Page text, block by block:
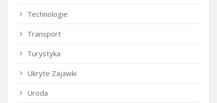
Technologie
Transport
Turystyka
Ukryte Zajawki
Uroda